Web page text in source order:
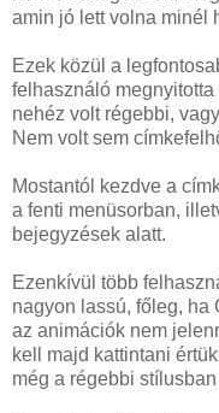
amin jó lett volna minél
Ezek közül a
felhasználó
nehéz volt régebbi,
Nem volt sem
Mostantól kezdve a
a fenti menüsorban,
bejegyzések alatt.
Ezenkívül több
nagyon lassú, főleg, ha
az animációk nem
kell majd kattintani
még a régebbi